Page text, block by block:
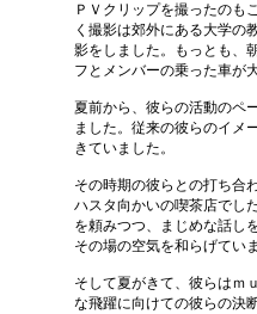
ＰＶクリップを撮ったのも
く撮影は郊外にある大学の
影をしました。もっとも、
フとメンバーの乗った車が
夏前から、彼らの活動のペ
ました。従来の彼らのイメ
きていました。
その時期の彼らとの打ち合
ハスタ向かいの喫茶店でし
を頼みつつ、まじめな話し
その場の空気を和らげてい
そして夏がきて、彼らはｍ
な飛躍に向けての彼らの決